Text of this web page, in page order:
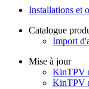
Installations et
Catalogue
Import
Mise à jour
KinTPV
KinTPV